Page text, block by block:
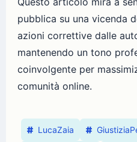
pubblica su una vicenda
azioni correttive dalle
mantenendo un tono
coinvolgente per
comunità online.
LucaZaia